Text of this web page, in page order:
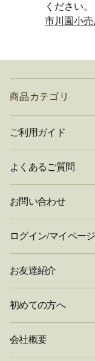
ください。
市川園小
商品カテゴリ
ご利用ガイド
よくあるご質問
お問い合わせ
ログイン/マイページ
お友達紹介
初めての方へ
会社概要